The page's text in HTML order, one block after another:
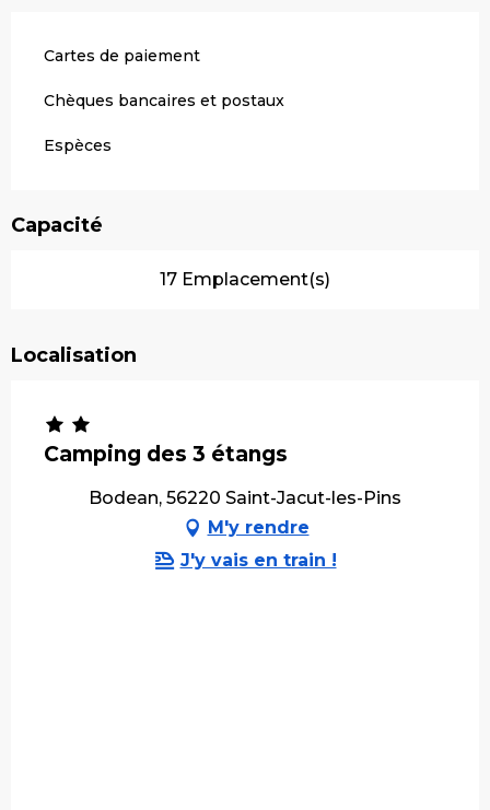
Cartes de paiement
Chèques bancaires et postaux
Espèces
Capacité
17 Emplacement(s)
Localisation
Camping des 3 étangs
Bodean, 56220 Saint-Jacut-les-Pins
M'y rendre
J'y vais en train !